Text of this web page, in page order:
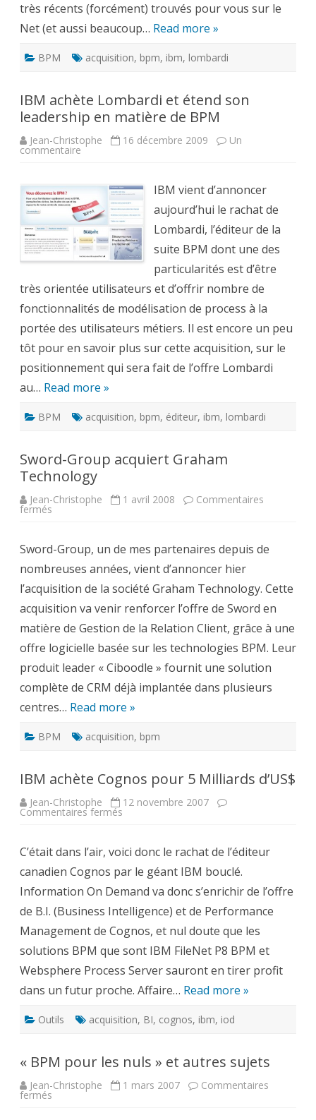
très récents (forcément) trouvés pour vous sur le
Net (et aussi beaucoup… Read more »
BPM acquisition, bpm, ibm, lombardi
IBM achète Lombardi et étend son
leadership en matière de BPM
Jean-Christophe 16 décembre 2009 Un
commentaire sur
et
étend
son
leadership
en
matière
de
BPM
IBM vient d’annoncer
aujourd’hui le rachat de
Lombardi, l’éditeur de la
suite BPM dont une des
particularités est d’être
très orientée utilisateurs et d’offrir nombre de
fonctionnalités de modélisation de process à la
portée des utilisateurs métiers. Il est encore un peu
tôt pour en savoir plus sur cette acquisition, sur le
positionnement qui sera fait de l’offre Lombardi
au… Read more »
BPM acquisition, bpm, éditeur, ibm, lombardi
Sword-Group acquiert Graham
Technology
Jean-Christophe 1 avril 2008 Commentaires
fermés
Graham
Technology
Sword-Group, un de mes partenaires depuis de
nombreuses années, vient d’annoncer hier
l’acquisition de la société Graham Technology. Cette
acquisition va venir renforcer l’offre de Sword en
matière de Gestion de la Relation Client, grâce à une
offre logicielle basée sur les technologies BPM. Leur
produit leader « Ciboodle » fournit une solution
complète de CRM déjà implantée dans plusieurs
centres… Read more »
BPM acquisition, bpm
IBM achète Cognos pour 5 Milliards d’US$
Jean-Christophe 12 novembre 2007
Commentaires fermés
pour
5
Milliards
d’US$
C’était dans l’air, voici donc le rachat de l’éditeur
canadien Cognos par le géant IBM bouclé.
Information On Demand va donc s’enrichir de l’offre
de B.I. (Business Intelligence) et de Performance
Management de Cognos, et nul doute que les
solutions BPM que sont IBM FileNet P8 BPM et
Websphere Process Server sauront en tirer profit
dans un futur proche. Affaire… Read more »
Outils acquisition, BI, cognos, ibm, iod
« BPM pour les nuls » et autres sujets
Jean-Christophe 1 mars 2007 Commentaires
fermés